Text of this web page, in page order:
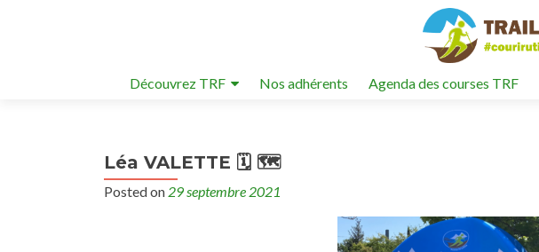
Découvrez TRF Nos adhérents Agenda des courses TRF
Léa VALETTE 🗓 🗺
Posted on 29 septembre 2021